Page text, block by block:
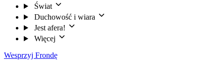
Świat
Duchowość i wiara
Jest afera!
Więcej
Wesprzyj Frondę